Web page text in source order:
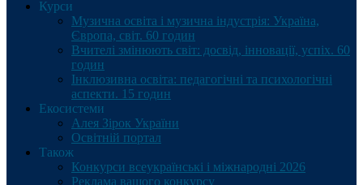
Курси
Музична освіта і музична індустрія: Україна,
Європа, світ. 60 годин
Вчителі змінюють світ: досвід, інновації, успіх. 60
годин
Інклюзивна освіта: педагогічні та психологічні
аспекти. 15 годин
Екосистеми
Алея Зірок України
Освітній портал
Також
Конкурси всеукраїнські і міжнародні 2026
Реклама вашого конкурсу